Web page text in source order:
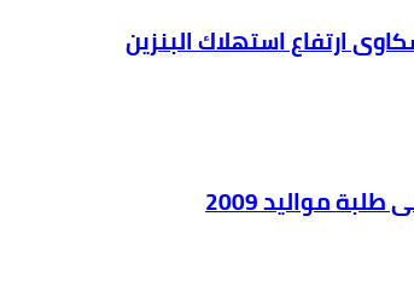
ارتفاع استهلاك البنزين